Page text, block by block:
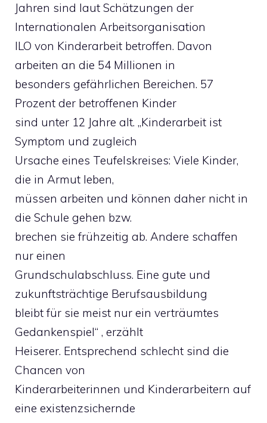
Jahren sind laut Schätzungen der
Internationalen Arbeitsorganisation
ILO von Kinderarbeit betroffen. Davon
arbeiten an die 54 Millionen in
besonders gefährlichen Bereichen. 57
Prozent der betroffenen Kinder
sind unter 12 Jahre alt. „Kinderarbeit ist
Symptom und zugleich
Ursache eines Teufelskreises: Viele Kinder,
die in Armut leben,
müssen arbeiten und können daher nicht in
die Schule gehen bzw.
brechen sie frühzeitig ab. Andere schaffen
nur einen
Grundschulabschluss. Eine gute und
zukunftsträchtige Berufsausbildung
bleibt für sie meist nur ein verträumtes
Gedankenspiel“ , erzählt
Heiserer. Entsprechend schlecht sind die
Chancen von
Kinderarbeiterinnen und Kinderarbeitern auf
eine existenzsichernde